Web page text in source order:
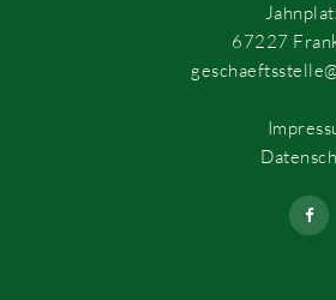
67227